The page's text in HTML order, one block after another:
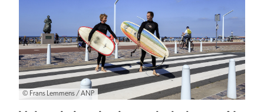
© Frans Lemmens / ANP